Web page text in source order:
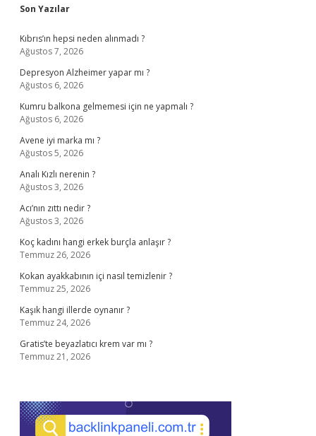
Sidebar
Son Yazılar
Kıbrıs’ın hepsi neden alınmadı ?
Ağustos 7, 2026
Depresyon Alzheimer yapar mı ?
Ağustos 6, 2026
Kumru balkona gelmemesi için ne yapmalı ?
Ağustos 6, 2026
Avene iyi marka mı ?
Ağustos 5, 2026
Analı Kızlı nerenin ?
Ağustos 3, 2026
Acı’nın zıttı nedir ?
Ağustos 3, 2026
Koç kadını hangi erkek burçla anlaşır ?
Temmuz 26, 2026
Kokan ayakkabının içi nasıl temizlenir ?
Temmuz 25, 2026
Kaşık hangi illerde oynanır ?
Temmuz 24, 2026
Gratis’te beyazlatıcı krem var mı ?
Temmuz 21, 2026